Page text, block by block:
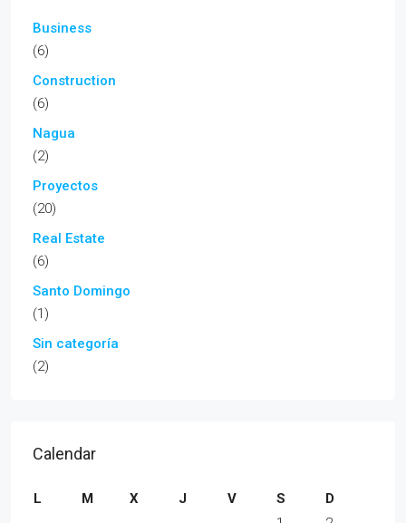
Business
(6)
Construction
(6)
Nagua
(2)
Proyectos
(20)
Real Estate
(6)
Santo Domingo
(1)
Sin categoría
(2)
Calendar
L M X J V S
D